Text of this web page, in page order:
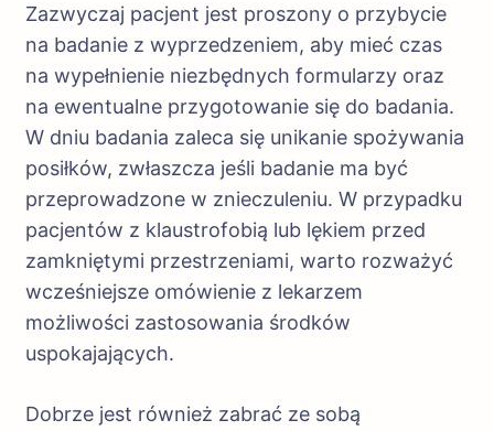
Zazwyczaj pacjent jest proszony o przybycie
na badanie z wyprzedzeniem, aby mieć czas
na wypełnienie niezbędnych formularzy oraz
na ewentualne przygotowanie się do badania.
W dniu badania zaleca się unikanie spożywania
posiłków, zwłaszcza jeśli badanie ma być
przeprowadzone w znieczuleniu. W przypadku
pacjentów z klaustrofobią lub lękiem przed
zamkniętymi przestrzeniami, warto rozważyć
wcześniejsze omówienie z lekarzem
możliwości zastosowania środków
uspokajających.
Dobrze jest również zabrać ze sobą